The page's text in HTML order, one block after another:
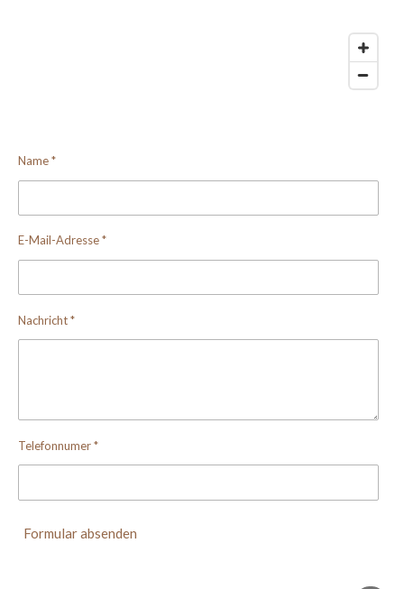
Name *
E-Mail-Adresse *
Nachricht *
Telefonnumer *
Formular absenden